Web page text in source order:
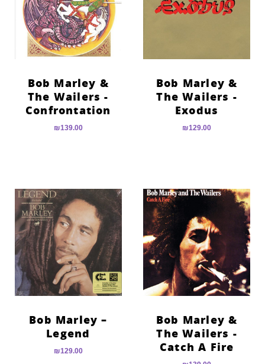
Bob Marley &
The Wailers ‎-
Exodus
₪129.00
Bob Marley &
The Wailers ‎-
Confrontation
₪139.00
Bob Marley &
The Wailers ‎-
Catch A Fire
Bob Marley –
Legend
₪129.00